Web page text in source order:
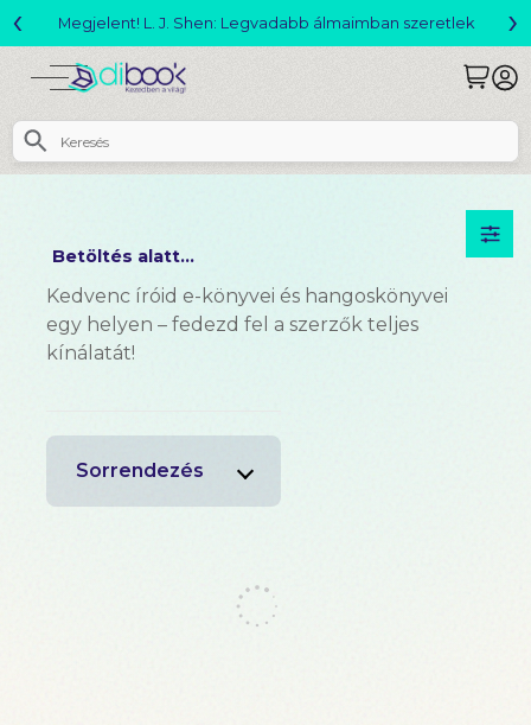
Legvadabb álmaimban szeretlek
‹ ›
Betöltés alatt...
Kedvenc íróid e-könyvei és hangoskönyvei
egy helyen – fedezd fel a szerzők teljes
kínálatát!
Sorrendezés